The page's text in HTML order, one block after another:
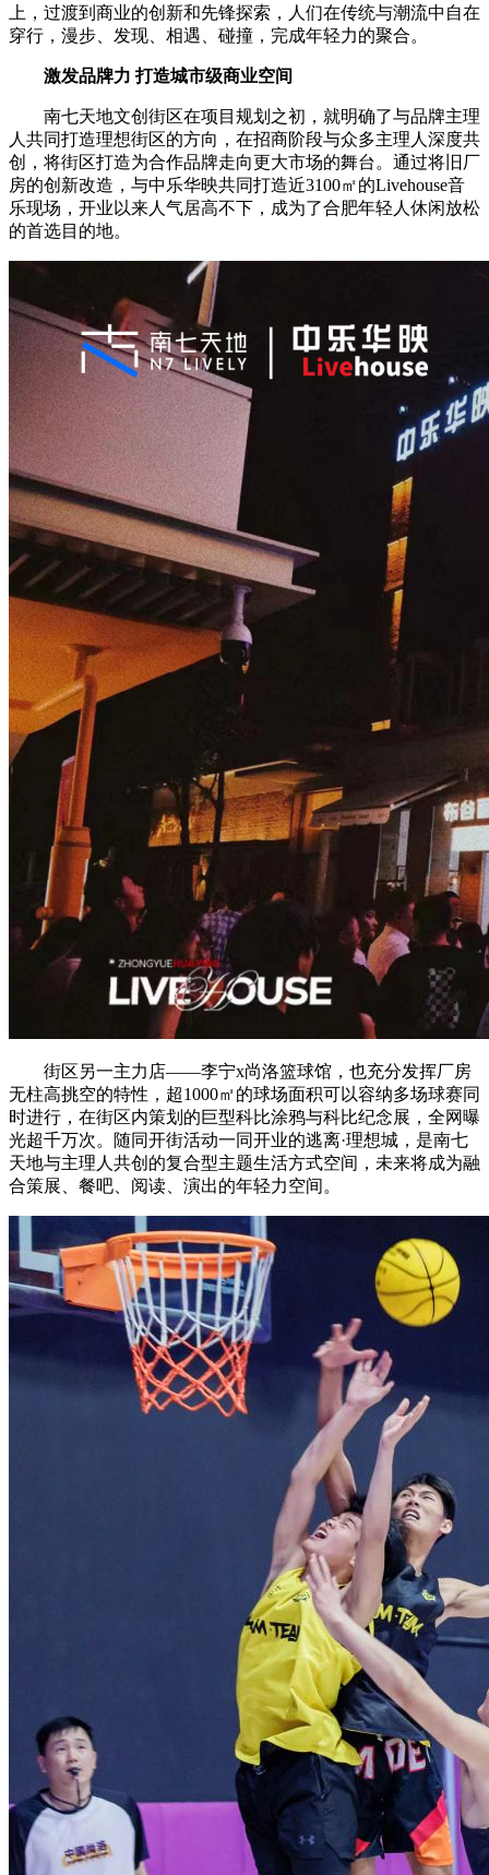
上，过渡到商业的创新和先锋探索，人们在传统与潮流中自在
穿行，漫步、发现、相遇、碰撞，完成年轻力的聚合。
激发品牌力 打造城市级商业空间
南七天地文创街区在项目规划之初，就明确了与品牌主理
人共同打造理想街区的方向，在招商阶段与众多主理人深度共
创，将街区打造为合作品牌走向更大市场的舞台。通过将旧厂
房的创新改造，与中乐华映共同打造近3100㎡的Livehouse音
乐现场，开业以来人气居高不下，成为了合肥年轻人休闲放松
的首选目的地。
街区另一主力店——李宁x尚洛篮球馆，也充分发挥厂房
无柱高挑空的特性，超1000㎡的球场面积可以容纳多场球赛同
时进行，在街区内策划的巨型科比涂鸦与科比纪念展，全网曝
光超千万次。随同开街活动一同开业的逃离·理想城，是南七
天地与主理人共创的复合型主题生活方式空间，未来将成为融
合策展、餐吧、阅读、演出的年轻力空间。